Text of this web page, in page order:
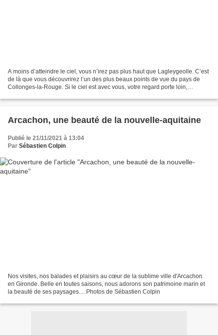
A moins d’atteindre le ciel, vous n’irez pas plus haut que Lagleygeolle. C’est
de là que vous découvrirez l’un des plus beaux points de vue du pays de
Collonges-la-Rouge. Si le ciel est avec vous, votre regard porte loin,
Arcachon, une beauté de la nouvelle-aquitaine
Publié le 21/11/2021 à 13:04
Par Sébastien Colpin
Nos visites, nos balades et plaisirs au cœur de la sublime ville d'Arcachon
en Gironde. Belle en toutes saisons, nous adorons son patrimoine marin et
la beauté de ses paysages.... Photos de Sébastien Colpin